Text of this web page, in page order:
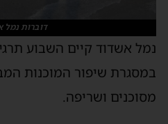
דוברות נמל
נמל אשדוד קיים השבוע
במסגרת שיפור המוכנות
מסוכנים ושריפה.